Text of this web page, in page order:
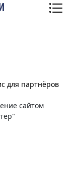
для партнёров
сайтом